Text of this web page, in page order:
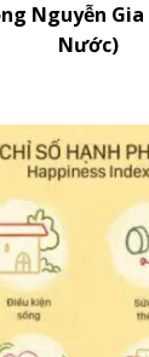
Nguyễn Gia
Nước)